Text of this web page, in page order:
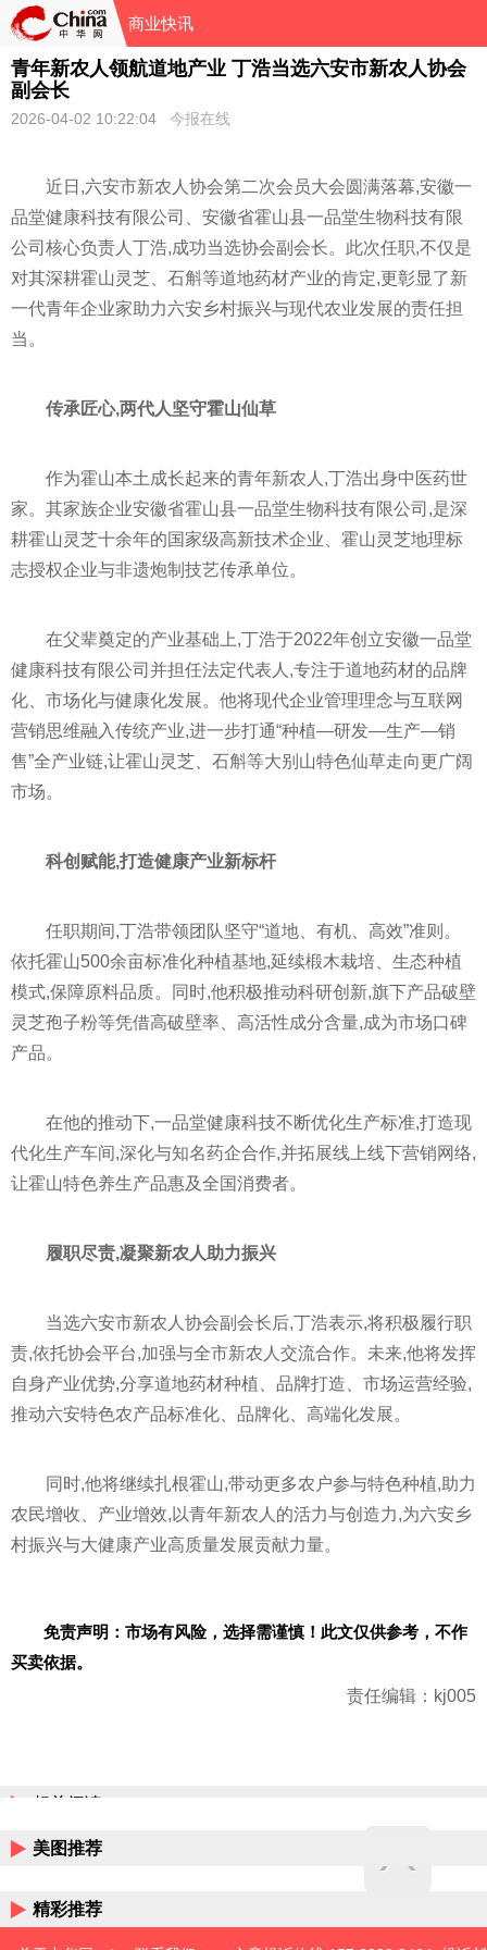
商业快讯
青年新农人领航道地产业 丁浩当选六安市新农人协会
副会长
2026-04-02 10:22:04 今报在线
近日,六安市新农人协会第二次会员大会圆满落幕,安徽一
品堂健康科技有限公司、安徽省霍山县一品堂生物科技有限
公司核心负责人丁浩,成功当选协会副会长。此次任职,不仅是
对其深耕霍山灵芝、石斛等道地药材产业的肯定,更彰显了新
一代青年企业家助力六安乡村振兴与现代农业发展的责任担
当。
传承匠心,两代人坚守霍山仙草
作为霍山本土成长起来的青年新农人,丁浩出身中医药世
家。其家族企业安徽省霍山县一品堂生物科技有限公司,是深
耕霍山灵芝十余年的国家级高新技术企业、霍山灵芝地理标
志授权企业与非遗炮制技艺传承单位。
在父辈奠定的产业基础上,丁浩于2022年创立安徽一品堂
健康科技有限公司并担任法定代表人,专注于道地药材的品牌
化、市场化与健康化发展。他将现代企业管理理念与互联网
营销思维融入传统产业,进一步打通“种植—研发—生产—销
售”全产业链,让霍山灵芝、石斛等大别山特色仙草走向更广阔
市场。
科创赋能,打造健康产业新标杆
任职期间,丁浩带领团队坚守“道地、有机、高效”准则。
依托霍山500余亩标准化种植基地,延续椴木栽培、生态种植
模式,保障原料品质。同时,他积极推动科研创新,旗下产品破壁
灵芝孢子粉等凭借高破壁率、高活性成分含量,成为市场口碑
产品。
在他的推动下,一品堂健康科技不断优化生产标准,打造现
代化生产车间,深化与知名药企合作,并拓展线上线下营销网络,
让霍山特色养生产品惠及全国消费者。
履职尽责,凝聚新农人助力振兴
当选六安市新农人协会副会长后,丁浩表示,将积极履行职
责,依托协会平台,加强与全市新农人交流合作。未来,他将发挥
自身产业优势,分享道地药材种植、品牌打造、市场运营经验,
推动六安特色农产品标准化、品牌化、高端化发展。
同时,他将继续扎根霍山,带动更多农户参与特色种植,助力
农民增收、产业增效,以青年新农人的活力与创造力,为六安乡
村振兴与大健康产业高质量发展贡献力量。
免责声明：市场有风险，选择需谨慎！此文仅供参考，不作
买卖依据。
责任编辑：kj005
相关阅读
美图推荐
精彩推荐